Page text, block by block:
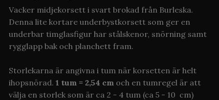
Vacker midjekorsett i svart brokad från Burleska.
Denna lite kortare underbystkorsett som ger en
underbar timglasfigur har stålskenor, snörning samt
rygglapp bak och planchett fram.
Storlekarna är angivna i tum när korsetten är helt
ihopsnörad. 1 tum = 2,54 cm och en tumregel är att
välja en storlek som är ca 2 - 4 tum (ca 5 - 10 cm)